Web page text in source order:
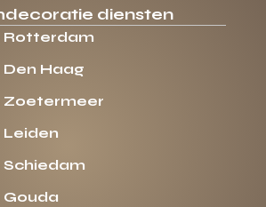
diensten
Rotterdam
Haag
Zoetermeer
Leiden
Schiedam
Gouda